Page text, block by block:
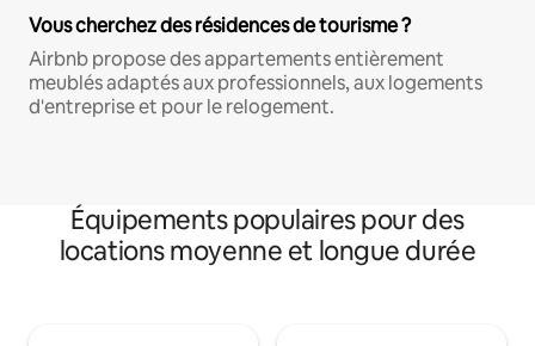
Vous cherchez des résidences de tourisme ?
Airbnb propose des appartements entièrement
meublés adaptés aux professionnels, aux logements
d'entreprise et pour le relogement.
Équipements populaires pour des
locations moyenne et longue durée